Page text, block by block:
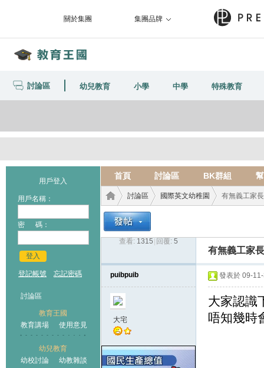
關於集團 集團品牌
討論區 幼兒教育 小學 中學 特殊教育
用戶登入
用戶名稱：
密 碼：
登入
登記帳號 忘記密碼
討論區
教育王國
教育講場
使用意見
幼兒教育
幼校討論
幼教雜談
首頁 討論區 BK群組
王國
討論區
›
國際英文幼稚園
›
有無義工家
查看: 1315 回覆: 5
有無義工家
puibpuib
大宅
發表於 09-
大家認識
唔知幾時